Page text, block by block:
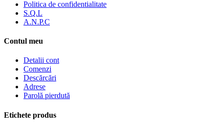
Politica de confidentialitate
S.Q.L
A.N.P.C
Contul meu
Detalii cont
Comenzi
Descărcări
Adrese
Parolă pierdută
Etichete produs